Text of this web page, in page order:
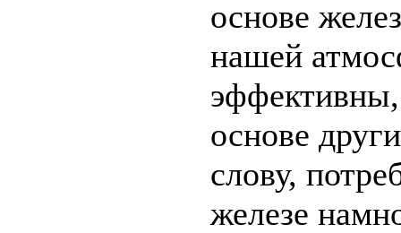
основе
нашей
основе
слову,
железе